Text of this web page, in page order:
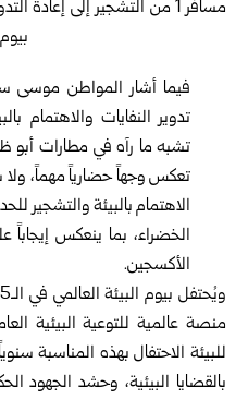
فيما أشار المواطن موسى
تدوير النفايات والاهتمام
تشبه ما رآه في مطارات أبو
تعكس وجهاً حضارياً مهماً،
الاهتمام بالبيئة والتشجير
الخضراء، بما ينعكس إيجاباً
الأكسجين.
منصة عالمية للتوعية البيئية
بالقضايا البيئية، وحشد الجهود